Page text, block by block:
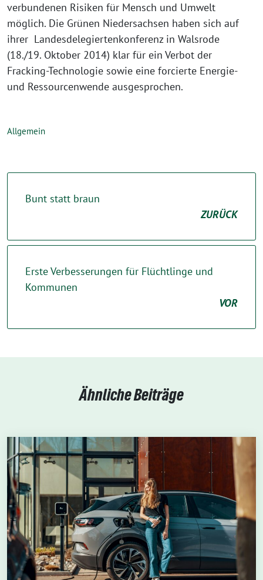
verbundenen Risiken für Mensch und Umwelt
möglich. Die Grünen Niedersachsen haben sich auf
ihrer Landesdelegiertenkonferenz in Walsrode
(18./19. Oktober 2014) klar für ein Verbot der
Fracking-Technologie sowie eine forcierte Energie-
und Ressourcenwende ausgesprochen.
Allgemein
Bunt statt braun
ZURÜCK
Erste Verbesserungen für Flüchtlinge und
Kommunen
VOR
Ähnliche Beiträge